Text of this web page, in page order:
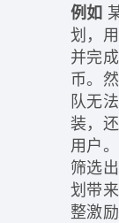
例如
划，
并完
币。
队无
装，
用户
筛选
划带
整激